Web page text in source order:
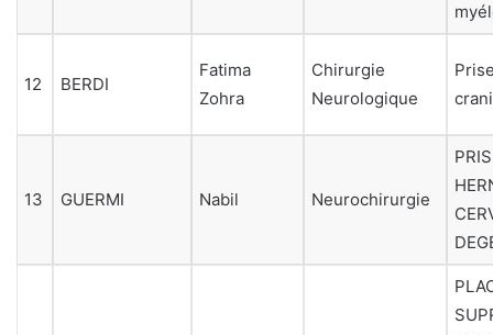
12 BERDI
Fatima
Zohra
Chirurgie
Neurologique
13 GUERMI Nabil Neurochirurgie